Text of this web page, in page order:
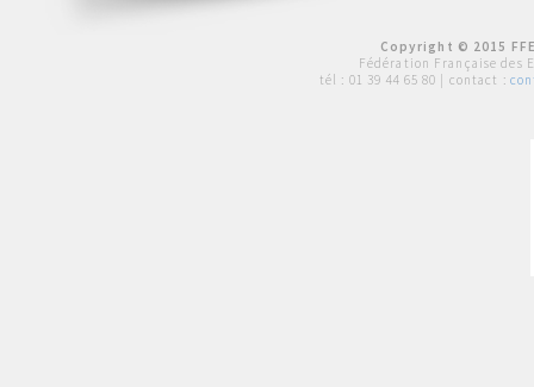
Copyright © 2015
Fédération Française des
tél : 01 39 44 65 80 | contact :